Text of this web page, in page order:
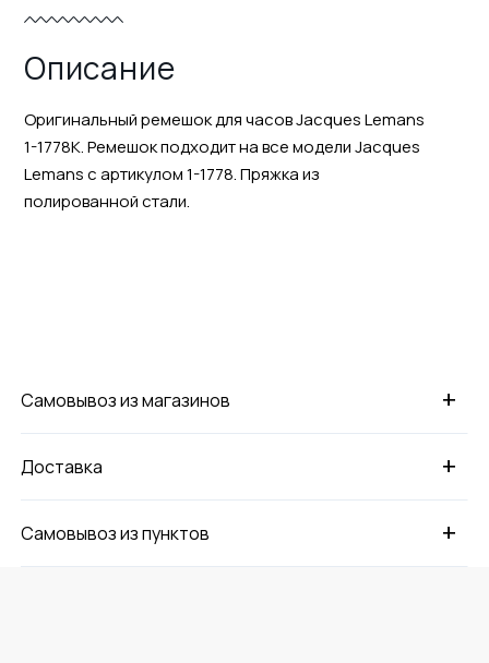
Описание
Оригинальный ремешок для часов Jacques Lemans
1-1778K. Ремешок подходит на все модели Jacques
Lemans с артикулом 1-1778. Пряжка из
полированной стали.
+
Самовывоз из магазинов
+
Доставка
+
Самовывоз из пунктов